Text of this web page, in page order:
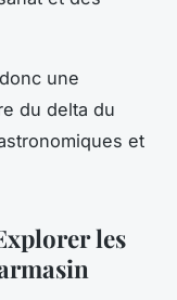
une
du delta du
et
les